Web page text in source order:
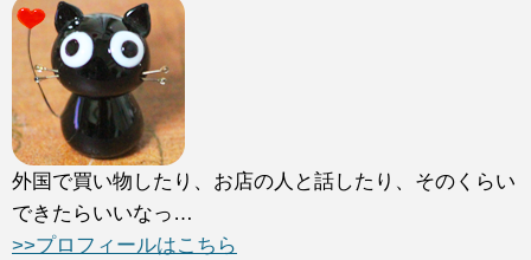
外国で買い物したり、お店の人と話したり、そのくらい
できたらいいなっ…
>>プロフィールはこちら